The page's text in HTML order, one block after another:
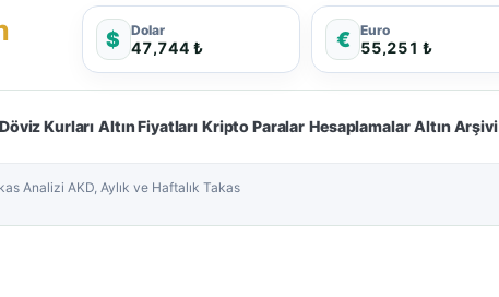
$ Dolar
47,744 ₺ € Euro
55,251 ₺
Döviz Kurları Altın Fiyatları Kripto Paralar Hesaplamalar Altın Arşivi
Analizi AKD, Aylık ve Haftalık Takas